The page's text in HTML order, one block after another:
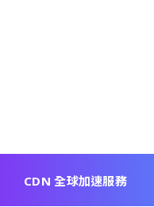
CDN 全球加速服務